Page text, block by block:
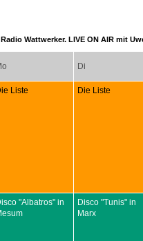
Wattwerker. LIVE ON AIR mit
Di
Liste Die Liste
"Albatros" in
Disco "Tunis" in
Marx